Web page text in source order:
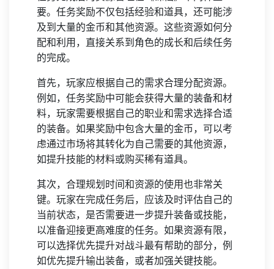
要。任务奖励不仅包括经验和道具，还可能涉
及到大量的金币和其他资源。这些资源如何分
配和利用，直接关系到角色的成长和后续任务
的完成。
首先，玩家应根据自己的需求合理分配资源。
例如，任务奖励中可能会获得大量的装备和材
料，玩家需要根据自己的职业和需求选择合适
的装备。如果奖励中包含大量的金币，可以考
虑通过市场将其转化为自己需要的其他资源，
如提升技能的材料或购买稀有道具。
其次，合理规划时间和资源的使用也非常关
键。玩家在完成任务后，应该及时评估自己的
当前状态，是否需要进一步提升装备或技能，
以准备迎接更高难度的任务。如果资源有限，
可以选择优先提升对战斗最有帮助的部分，例
如优先提升输出装备，或者加强关键技能。